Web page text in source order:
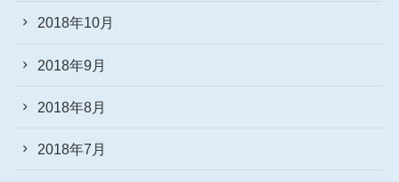
2018年10月
2018年9月
2018年8月
2018年7月